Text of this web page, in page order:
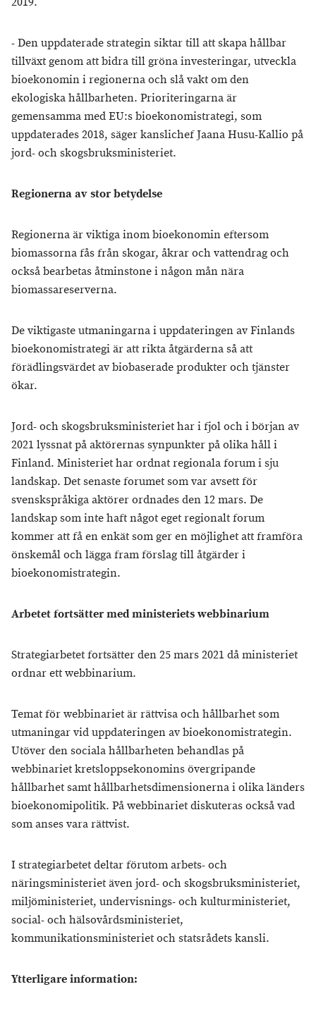
- Den uppdaterade strategin siktar till att skapa hållbar
tillväxt genom att bidra till gröna investeringar, utveckla
bioekonomin i regionerna och slå vakt om den
ekologiska hållbarheten. Prioriteringarna är
gemensamma med EU:s bioekonomistrategi, som
uppdaterades 2018, säger kanslichef Jaana Husu-Kallio på
jord- och skogsbruksministeriet.
Regionerna av stor betydelse
Regionerna är viktiga inom bioekonomin eftersom
biomassorna fås från skogar, åkrar och vattendrag och
också bearbetas åtminstone i någon mån nära
biomassareserverna.
De viktigaste utmaningarna i uppdateringen av Finlands
bioekonomistrategi är att rikta åtgärderna så att
förädlingsvärdet av biobaserade produkter och tjänster
ökar.
Jord- och skogsbruksministeriet har i fjol och i början av
2021 lyssnat på aktörernas synpunkter på olika håll i
Finland. Ministeriet har ordnat regionala forum i sju
landskap. Det senaste forumet som var avsett för
svenskspråkiga aktörer ordnades den 12 mars. De
landskap som inte haft något eget regionalt forum
kommer att få en enkät som ger en möjlighet att framföra
önskemål och lägga fram förslag till åtgärder i
bioekonomistrategin.
Arbetet fortsätter med ministeriets webbinarium
Strategiarbetet fortsätter den 25 mars 2021 då ministeriet
ordnar ett webbinarium.
Temat för webbinariet är rättvisa och hållbarhet som
utmaningar vid uppdateringen av bioekonomistrategin.
Utöver den sociala hållbarheten behandlas på
webbinariet kretsloppsekonomins övergripande
hållbarhet samt hållbarhetsdimensionerna i olika länders
bioekonomipolitik. På webbinariet diskuteras också vad
som anses vara rättvist.
I strategiarbetet deltar förutom arbets- och
näringsministeriet även jord- och skogsbruksministeriet,
miljöministeriet, undervisnings- och kulturministeriet,
social- och hälsovårdsministeriet,
kommunikationsministeriet och statsrådets kansli.
Ytterligare information: